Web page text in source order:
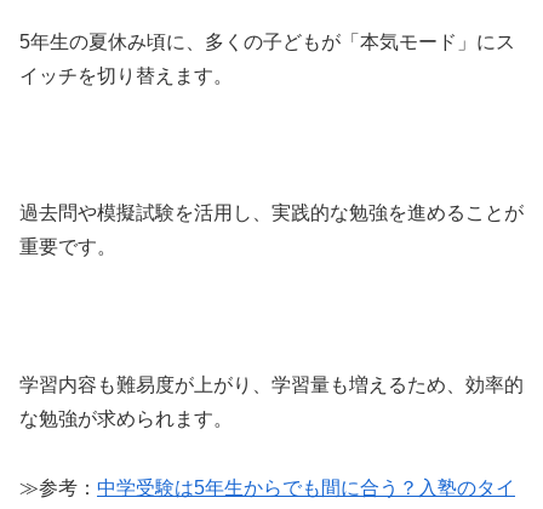
5年生の夏休み頃に、多くの子どもが「本気モード」にス
イッチを切り替えます。
過去問や模擬試験を活用し、実践的な勉強を進めることが
重要です。
学習内容も難易度が上がり、学習量も増えるため、効率的
な勉強が求められます。
≫参考： 中学受験は5年生からでも間に合う？入塾のタイ